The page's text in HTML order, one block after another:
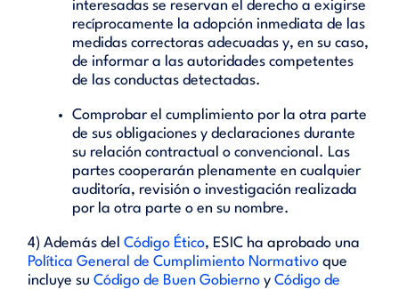
interesadas se reservan el derecho a exigirse
recíprocamente la adopción inmediata de las
medidas correctoras adecuadas y, en su caso,
de informar a las autoridades competentes
de las conductas detectadas.
Comprobar el cumplimiento por la otra parte
de sus obligaciones y declaraciones durante
su relación contractual o convencional. Las
partes cooperarán plenamente en cualquier
auditoría, revisión o investigación realizada
por la otra parte o en su nombre.
4) Además delCódigo Ético, ESIC ha aprobado una
Política General de Cumplimiento Normativo que
incluye suCódigo de Buen Gobierno yCódigo de